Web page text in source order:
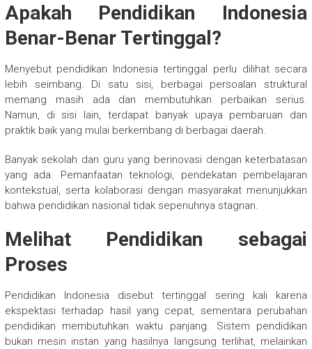
Apakah Pendidikan Indonesia
Benar-Benar Tertinggal?
Menyebut pendidikan Indonesia tertinggal perlu dilihat secara
lebih seimbang. Di satu sisi, berbagai persoalan struktural
memang masih ada dan membutuhkan perbaikan serius.
Namun, di sisi lain, terdapat banyak upaya pembaruan dan
praktik baik yang mulai berkembang di berbagai daerah.
Banyak sekolah dan guru yang berinovasi dengan keterbatasan
yang ada. Pemanfaatan teknologi, pendekatan pembelajaran
kontekstual, serta kolaborasi dengan masyarakat menunjukkan
bahwa pendidikan nasional tidak sepenuhnya stagnan.
Melihat Pendidikan sebagai
Proses
Pendidikan Indonesia disebut tertinggal sering kali karena
ekspektasi terhadap hasil yang cepat, sementara perubahan
pendidikan membutuhkan waktu panjang. Sistem pendidikan
bukan mesin instan yang hasilnya langsung terlihat, melainkan